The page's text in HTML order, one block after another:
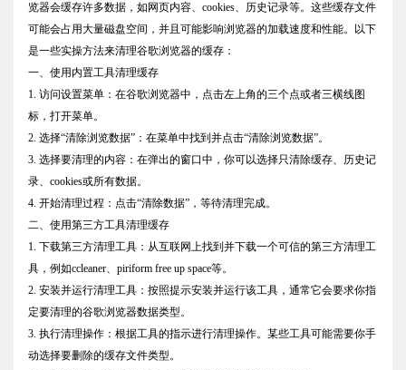
览器会缓存许多数据，如网页内容、cookies、历史记录等。这些缓存文件
可能会占用大量磁盘空间，并且可能影响浏览器的加载速度和性能。以下
是一些实操方法来清理谷歌浏览器的缓存：
一、使用内置工具清理缓存
1. 访问设置菜单：在谷歌浏览器中，点击左上角的三个点或者三横线图
标，打开菜单。
2. 选择“清除浏览数据”：在菜单中找到并点击“清除浏览数据”。
3. 选择要清理的内容：在弹出的窗口中，你可以选择只清除缓存、历史记
录、cookies或所有数据。
4. 开始清理过程：点击“清除数据”，等待清理完成。
二、使用第三方工具清理缓存
1. 下载第三方清理工具：从互联网上找到并下载一个可信的第三方清理工
具，例如ccleaner、piriform free up space等。
2. 安装并运行清理工具：按照提示安装并运行该工具，通常它会要求你指
定要清理的谷歌浏览器数据类型。
3. 执行清理操作：根据工具的指示进行清理操作。某些工具可能需要你手
动选择要删除的缓存文件类型。